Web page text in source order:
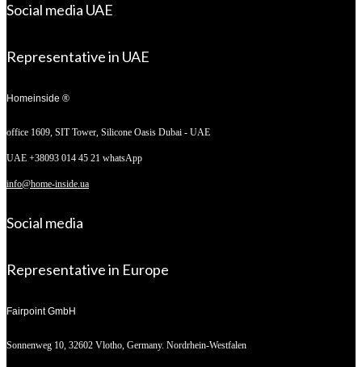
Social media UAE
Representative in UAE
Homeinside ®
office 1609, SIT Tower, Silicone Oasis Dubai - UAE
UAE +38093 014 45 21 whatsApp
info@home-inside.ua
Social media
Representative in Europe
Fairpoint GmbH
Sonnenweg 10, 32602 Vlotho, Germany. Nordrhein-Westfalen